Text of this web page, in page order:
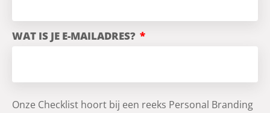
WAT IS JE E-MAILADRES?
Onze Checklist hoort bij een reeks Personal Branding